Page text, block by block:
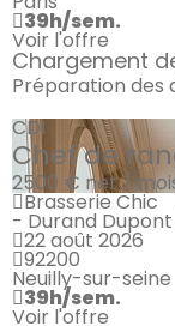
39h/sem.
Voir l'offre
Chargement
Préparation des
CDI
Chef de
2500 € net /
Brasserie Chic
- Durand
22 août 2026
92200
Neuilly-sur-seine
39h/sem.
Voir l'offre